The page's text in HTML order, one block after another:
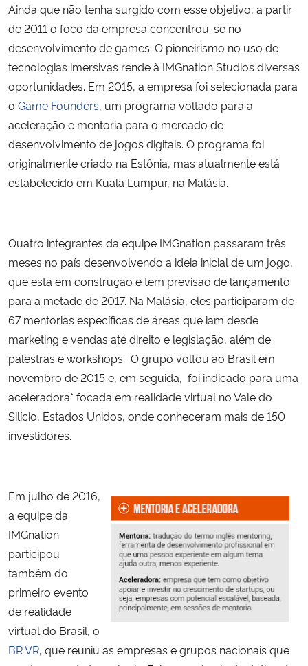
Gabinete de Segurança Institucional
Advocacia-Geral da União
Ainda que não tenha surgido com esse objetivo, a partir
de 2011 o foco da empresa concentrou-se no
desenvolvimento de games. O pioneirismo no uso de
tecnologias imersivas rende à IMGnation Studios diversas
oportunidades. Em 2015, a empresa foi selecionada para
o Game Founders, um programa voltado para a
aceleração e mentoria para o mercado de
desenvolvimento de jogos digitais. O programa foi
originalmente criado na Estônia, mas atualmente está
estabelecido em Kuala Lumpur, na Malásia.
Quatro integrantes da equipe IMGnation passaram três
meses no país desenvolvendo a ideia inicial de um jogo,
que está em construção e tem previsão de lançamento
para a metade de 2017. Na Malásia, eles participaram de
67 mentorias específicas de áreas que iam desde
marketing e vendas até direito e legislação, além de
palestras e workshops. O grupo voltou ao Brasil em
novembro de 2015 e, em seguida, foi indicado para uma
aceleradora* focada em realidade virtual no Vale do
Silício, Estados Unidos, onde conheceram mais de 150
investidores.
Em julho de 2016,
a equipe da
IMGnation
participou
também do
primeiro evento
de realidade
virtual do Brasil, o
BR VR, que reuniu as empresas e grupos nacionais que